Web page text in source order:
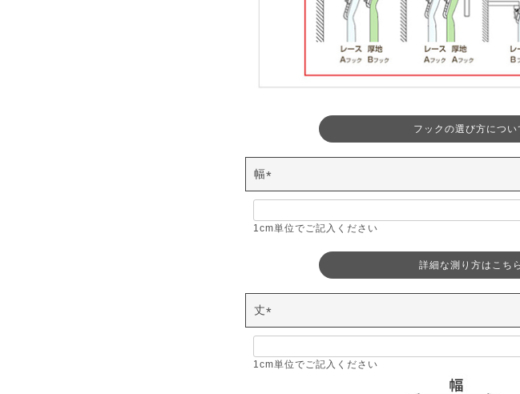
フックの選び方につい
幅
(
須
1cm単位でご記入ください
詳細な測り方はこちら
丈
(
須
1cm単位でご記入ください